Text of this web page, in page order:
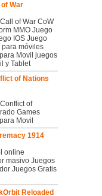
War
of War CoW
MMO Juego
IOS Juego
para móviles
Movil juegos
y Tablet
of Nations
of
Games
Movil
1914
online
masivo Juegos
Juegos Gratis
Reloaded